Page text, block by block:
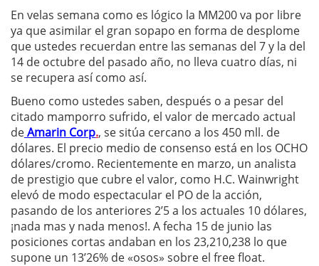
En velas semana como es lógico la MM200 va por libre
ya que asimilar el gran sopapo en forma de desplome
que ustedes recuerdan entre las semanas del 7 y la del
14 de octubre del pasado año, no lleva cuatro días, ni
se recupera así como así.
Bueno como ustedes saben, después o a pesar del
citado mamporro sufrido, el valor de mercado actual
deAmarin Corp., se sitúa cercano a los 450 mll. de
dólares. El precio medio de consenso está en los OCHO
dólares/cromo. Recientemente en marzo, un analista
de prestigio que cubre el valor, como H.C. Wainwright
elevó de modo espectacular el PO de la acción,
pasando de los anteriores 2’5 a los actuales 10 dólares,
¡nada mas y nada menos!. A fecha 15 de junio las
posiciones cortas andaban en los 23,210,238 lo que
supone un 13’26% de «osos» sobre el free float.